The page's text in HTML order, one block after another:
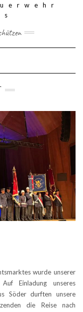
wurde unserer
Einladung unseres
Söder durften unsere
die Reise nach